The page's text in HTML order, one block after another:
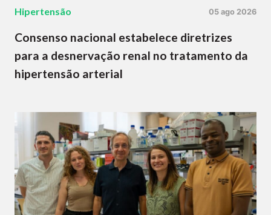
Hipertensão 05 ago 2026
Consenso nacional estabelece diretrizes
para a desnervação renal no tratamento da
hipertensão arterial